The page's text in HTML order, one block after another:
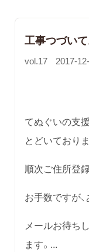
工事つづい
vol.17 2017-
てぬぐいの支
とどいておりま
順次ご住所登
お手数ですが
メールお待ち
ます。...